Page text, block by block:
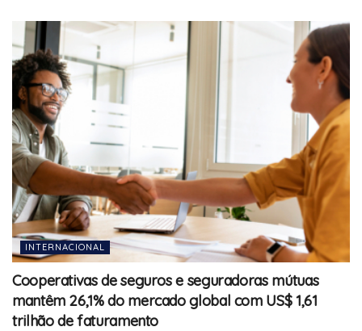
INTERNACIONAL
Cooperativas de seguros e seguradoras mútuas
mantêm 26,1% do mercado global com US$ 1,61
trilhão de faturamento